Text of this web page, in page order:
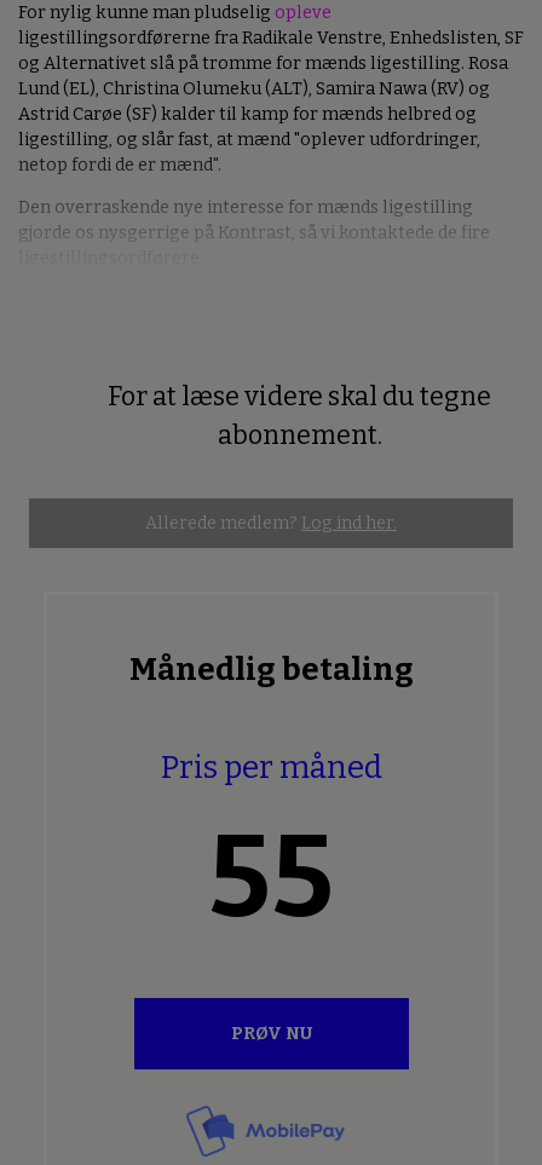
For nylig kunne man pludselig opleve
ligestillingsordførerne fra Radikale Venstre, Enhedslisten, SF
og Alternativet slå på tromme for mænds ligestilling. Rosa
Lund (EL), Christina Olumeku (ALT), Samira Nawa (RV) og
Astrid Carøe (SF) kalder til kamp for mænds helbred og
ligestilling, og slår fast, at mænd "oplever udfordringer,
netop fordi de er mænd".
Den overraskende nye interesse for mænds ligestilling
gjorde os nysgerrige på Kontrast, så vi kontaktede de fire
For at læse videre skal du tegne
abonnement.
Allerede medlem? Log ind her.
Månedlig betaling
Pris per måned
55
PRØV NU